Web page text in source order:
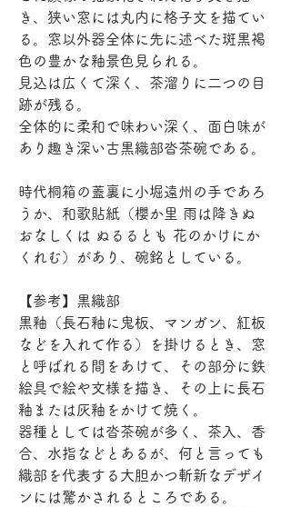
き、狭い窓には丸内に格子文を描てい
る。窓以外器全体に先に述べた斑黒褐
色の豊かな釉景色見られる。
見込は広くて深く、茶溜りに二つの目
跡が残る。
全体的に柔和で味わい深く、面白味が
あり趣き深い古黒織部沓茶碗である。
時代桐箱の蓋裏に小堀遠州の手であろ
うか、和歌貼紙（櫻か里 雨は降きぬ
おなしくは ぬるるとも 花のかけにか
くれむ）があり、碗銘としている。
【参考】黒織部
黒釉（長石釉に鬼板、マンガン、紅板
などを入れて作る）を掛けるとき、窓
と呼ばれる間をあけて、その部分に鉄
絵具で絵や文様を描き、その上に長石
釉または灰釉をかけて焼く。
器種としては沓茶碗が多く、茶入、香
合、水指などとあるが、何と言っても
織部を代表する大胆かつ斬新なデザイ
ンには驚かされるところである。